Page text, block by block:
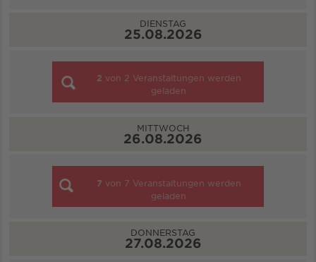
DIENSTAG
25.08.2026
2 von 2 Veranstaltungen werden
geladen
MITTWOCH
26.08.2026
7 von 7 Veranstaltungen werden
geladen
DONNERSTAG
27.08.2026